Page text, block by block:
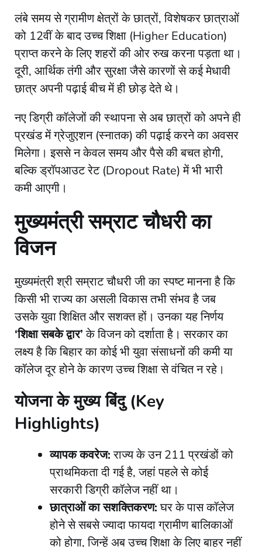
​लंबे समय से ग्रामीण क्षेत्रों के छात्रों, विशेषकर छात्राओं
को 12वीं के बाद उच्च शिक्षा (Higher Education)
प्राप्त करने के लिए शहरों की ओर रुख करना पड़ता था।
दूरी, आर्थिक तंगी और सुरक्षा जैसे कारणों से कई मेधावी
छात्र अपनी पढ़ाई बीच में ही छोड़ देते थे।
​नए डिग्री कॉलेजों की स्थापना से अब छात्रों को अपने ही
प्रखंड में ग्रेजुएशन (स्नातक) की पढ़ाई करने का अवसर
मिलेगा। इससे न केवल समय और पैसे की बचत होगी,
बल्कि ड्रॉपआउट रेट (Dropout Rate) में भी भारी
कमी आएगी।
​मुख्यमंत्री सम्राट चौधरी का
विजन
​मुख्यमंत्री श्री सम्राट चौधरी जी का स्पष्ट मानना है कि
किसी भी राज्य का असली विकास तभी संभव है जब
उसके युवा शिक्षित और सशक्त हों। उनका यह निर्णय
‘शिक्षा सबके द्वार’के विजन को दर्शाता है। सरकार का
लक्ष्य है कि बिहार का कोई भी युवा संसाधनों की कमी या
कॉलेज दूर होने के कारण उच्च शिक्षा से वंचित न रहे।
​योजना के मुख्य बिंदु (Key
Highlights)
व्यापक कवरेज:राज्य के उन 211 प्रखंडों को
प्राथमिकता दी गई है, जहां पहले से कोई
सरकारी डिग्री कॉलेज नहीं था।
छात्राओं का सशक्तिकरण:घर के पास कॉलेज
होने से सबसे ज्यादा फायदा ग्रामीण बालिकाओं
को होगा, जिन्हें अब उच्च शिक्षा के लिए बाहर नहीं